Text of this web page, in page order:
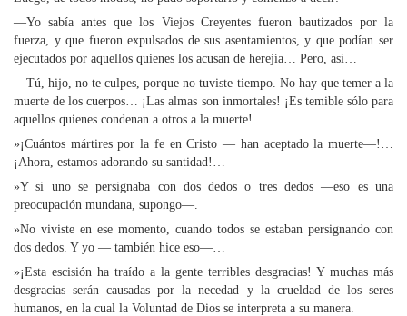
—Yo sabía antes que los Viejos Creyentes fueron bautizados por la
fuerza, y que fueron expulsados de sus asentamientos, y que podían ser
ejecutados por aquellos quienes los acusan de herejía… Pero, así…
—Tú, hijo, no te culpes, porque no tuviste tiempo. No hay que temer a la
muerte de los cuerpos… ¡Las almas son inmortales! ¡Es temible sólo para
aquellos quienes condenan a otros a la muerte!
»¡Cuántos mártires por la fe en Cristo — han aceptado la muerte—!…
¡Ahora, estamos adorando su santidad!…
»Y si uno se persignaba con dos dedos o tres dedos —eso es una
preocupación mundana, supongo—.
»No viviste en ese momento, cuando todos se estaban persignando con
dos dedos. Y yo — también hice eso—…
»¡Esta escisión ha traído a la gente terribles desgracias! Y muchas más
desgracias serán causadas por la necedad y la crueldad de los seres
humanos, en la cual la Voluntad de Dios se interpreta a su manera.